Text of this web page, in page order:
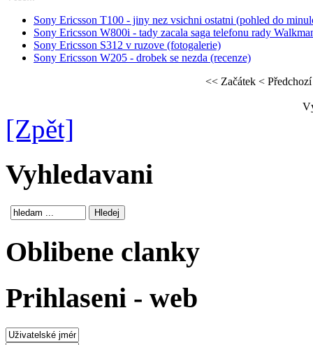
Sony Ericsson T100 - jiny nez vsichni ostatni (pohled do
Sony Ericsson W800i - tady zacala saga telefonu rady
Sony Ericsson S312 v ruzove (fotogalerie)
Sony Ericsson W205 - drobek se nezda (recenze)
<< Začátek < Předchozí
[Zpět]
Vyhledavani
Oblibene clanky
Prihlaseni - web